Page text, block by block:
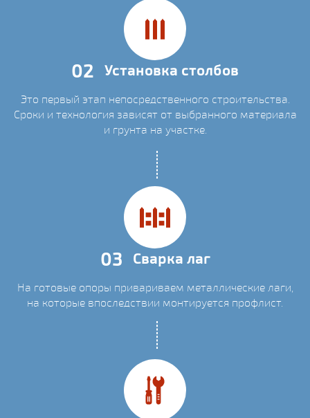
02 Установка столбов
Это первый этап непосредственного строительства.
Сроки и технология зависят от выбранного материала
и грунта на участке.
03 Сварка лаг
На готовые опоры привариваем металлические лаги,
на которые впоследствии монтируется профлист.